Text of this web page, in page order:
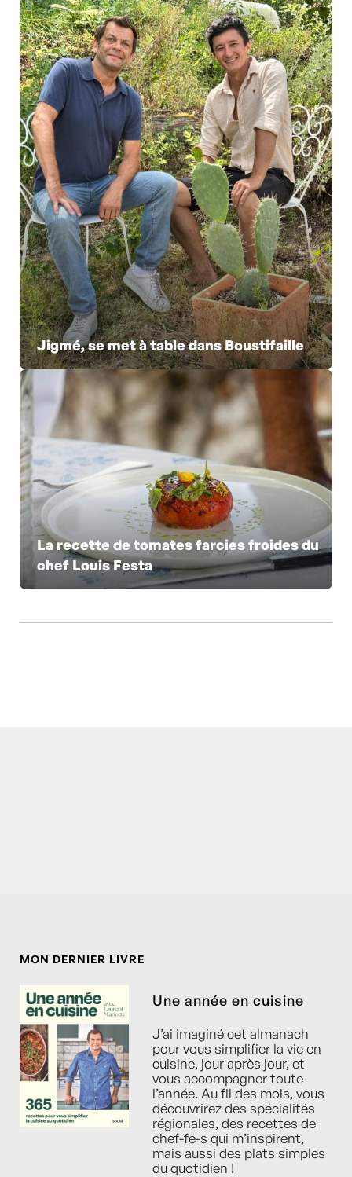
Jigmé, se met à table dans Boustifaille
La recette de tomates farcies froides du
chef Louis Festa
MON DERNIER LIVRE
Une année en cuisine
J’ai imaginé cet almanach
pour vous simplifier la vie en
cuisine, jour après jour, et
vous accompagner toute
l’année. Au fil des mois, vous
découvrirez des spécialités
régionales, des recettes de
chef-fe-s qui m’inspirent,
mais aussi des plats simples
du quotidien !